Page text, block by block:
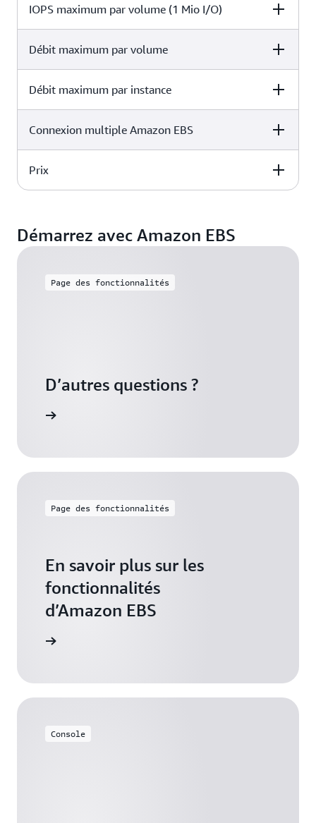
sc1
sc1
125 Gio–16 Tio
IOPS maximum par volume (1 Mio I/O)
sc1
250
Débit maximum par volume
sc1
250
Débit maximum par instance
sc1
7 500 Mo/s
Connexion multiple Amazon EBS
sc1
Prix
Démarrez avec Amazon EBS
Page des fonctionnalités
D’autres questions ?
Page des fonctionnalités
En savoir plus sur les
fonctionnalités
d’Amazon EBS
Console